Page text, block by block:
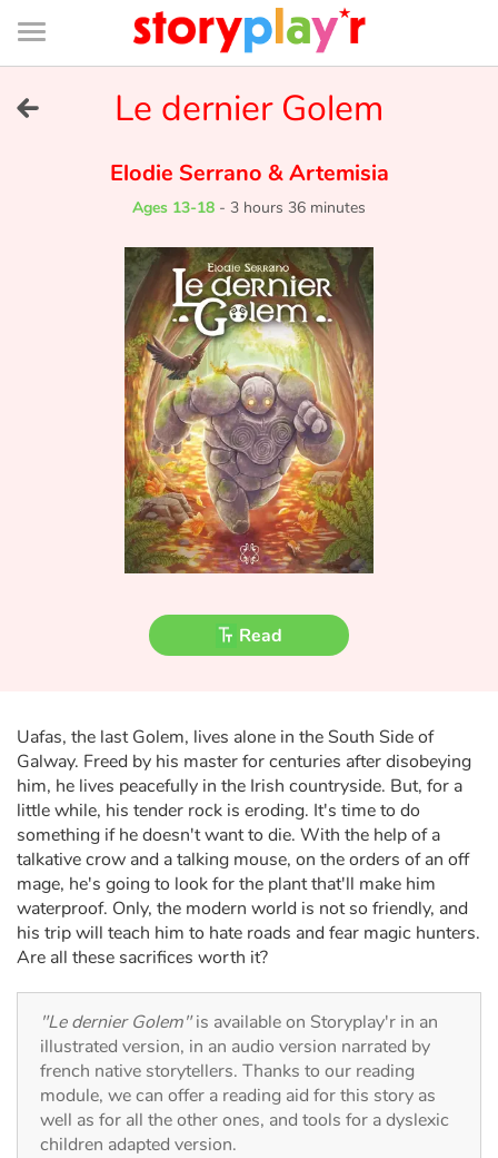
Connexion
Bibliothèque
de
page
Tales and classics in french
Fable, myth, literature and poetry
Princesses and princes, kings, queens and dragons
Ogres, monsters and witches
Ecology, nature, seasons
The animals
Travel, epic, investigation, adventure
Around the world
Learning
Documentaries
With the family
Le dernier Golem
Elodie Serrano &Artemisia
Ages 13-18 - 3 hours 36 minutes
Read
Uafas, the last Golem, lives alone in the South Side of
Galway. Freed by his master for centuries after disobeying
him, he lives peacefully in the Irish countryside. But, for a
little while, his tender rock is eroding. It's time to do
something if he doesn't want to die. With the help of a
talkative crow and a talking mouse, on the orders of an off
mage, he's going to look for the plant that'll make him
waterproof. Only, the modern world is not so friendly, and
his trip will teach him to hate roads and fear magic hunters.
Are all these sacrifices worth it?
"Le dernier Golem"is available on Storyplay'r in an
illustrated version, in an audio version narrated by
french native storytellers. Thanks to our reading
module, we can offer a reading aid for this story as
well as for all the other ones, and tools for a dyslexic
children adapted version.